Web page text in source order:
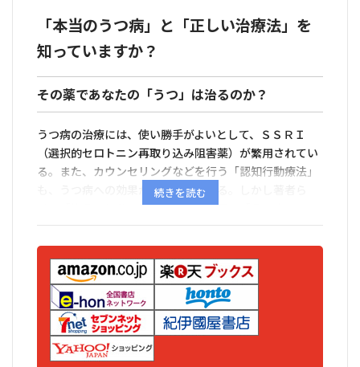
「本当のうつ病」と「正しい治療法」を
知っていますか？
その薬であなたの「うつ」は治るのか？
うつ病の治療には、使い勝手がよいとして、ＳＳＲＩ
（選択的セロトニン再取り込み阻害薬）が繁用されてい
る。また、カウンセリングなどを行う「認知行動療法」
も、うつ病への効果が期待されている。しかし著者ら
は、「抑うつ気分＋興味・喜びの低下＝「うつ病」＝Ｓ
ＳＲＩ＋認知行動療法」という画一的な図式には問題点
も多いと指摘する。
本書は、診断での問題点、治る場合・治りづらい場合、
抗うつ薬の効果への疑問、間違いやすい別の病気、薬以
外の治療法の実績など、単純ではないその実像をベテラ
ン精神科医が書き下ろした、「本当のうつ病」がわかる
本である。